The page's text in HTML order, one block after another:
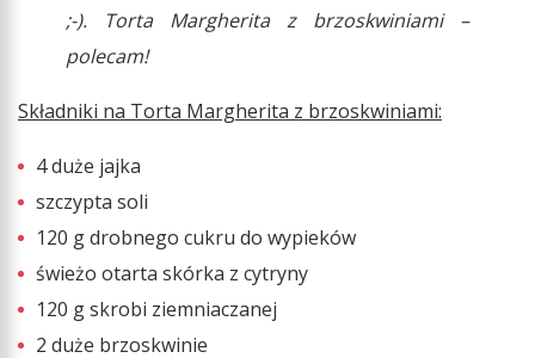
;-). Torta Margherita z brzoskwiniami –
polecam!
Składniki na Torta Margherita z brzoskwiniami:
4 duże jajka
szczypta soli
120 g drobnego cukru do wypieków
świeżo otarta skórka z cytryny
120 g skrobi ziemniaczanej
2 duże brzoskwinie